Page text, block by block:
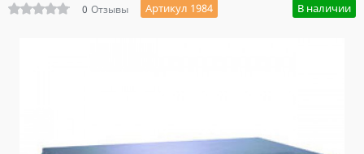
0 Отзывы Артикул 1984 В наличии